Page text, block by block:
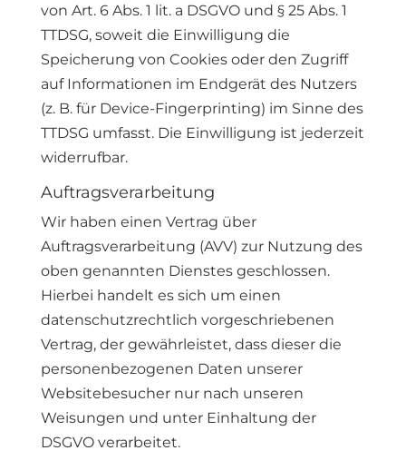
von Art. 6 Abs. 1 lit. a DSGVO und § 25 Abs. 1
TTDSG, soweit die Einwilligung die
Speicherung von Cookies oder den Zugriff
auf Informationen im Endgerät des Nutzers
(z. B. für Device-Fingerprinting) im Sinne des
TTDSG umfasst. Die Einwilligung ist jederzeit
widerrufbar.
Auftragsverarbeitung
Wir haben einen Vertrag über
Auftragsverarbeitung (AVV) zur Nutzung des
oben genannten Dienstes geschlossen.
Hierbei handelt es sich um einen
datenschutzrechtlich vorgeschriebenen
Vertrag, der gewährleistet, dass dieser die
personenbezogenen Daten unserer
Websitebesucher nur nach unseren
Weisungen und unter Einhaltung der
DSGVO verarbeitet.